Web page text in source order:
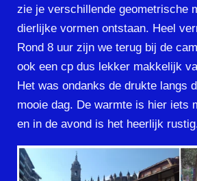
zie je verschillende geometrische
dierlijke vormen ontstaan. Heel
Rond 8 uur zijn we terug bij de
ook een cp dus lekker makkelijk
Het was ondanks de drukte langs
mooie dag. De warmte is hier iets
en in de avond is het heerlijk